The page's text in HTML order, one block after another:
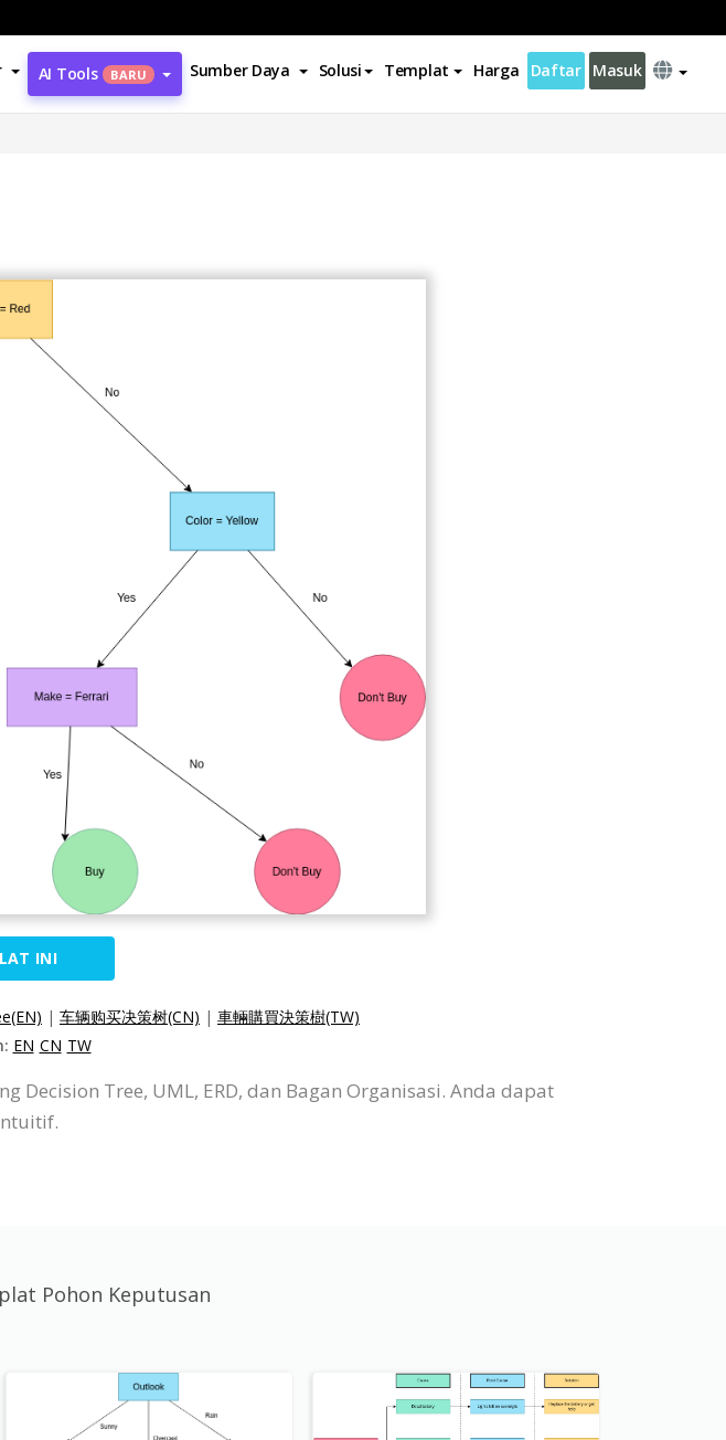
AI Tools BARU Sumber Daya Solusi Templat Harga Daftar Masuk
INI
| 车辆购买决策树(CN) | 車輛購買決策樹(TW)
EN CN TW
Tree, UML, ERD, dan Bagan Organisasi. Anda dapat
Pohon Keputusan